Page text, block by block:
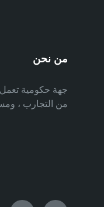
من نحن
جهة حكومية تعمل
من التجارب ،